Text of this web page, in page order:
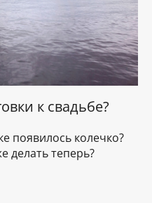
к свадьбе?
появилось колечко?
делать теперь?